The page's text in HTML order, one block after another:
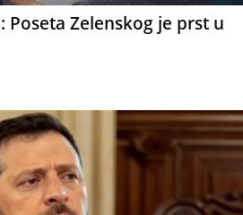
Poseta Zelenskog je prst u